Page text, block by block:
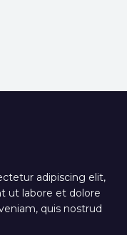
adipiscing elit,
ut labore et dolore
quis nostrud